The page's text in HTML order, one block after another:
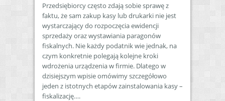
Przedsiębiorcy często zdają sobie sprawę z
faktu, że sam zakup kasy lub drukarki nie jest
wystarczający do rozpoczęcia ewidencji
sprzedaży oraz wystawiania paragonów
fiskalnych. Nie każdy podatnik wie jednak, na
czym konkretnie polegają kolejne kroki
wdrożenia urządzenia w firmie. Dlatego w
dzisiejszym wpisie omówimy szczegółowo
jeden z istotnych etapów zainstalowania kasy –
fiskalizację….